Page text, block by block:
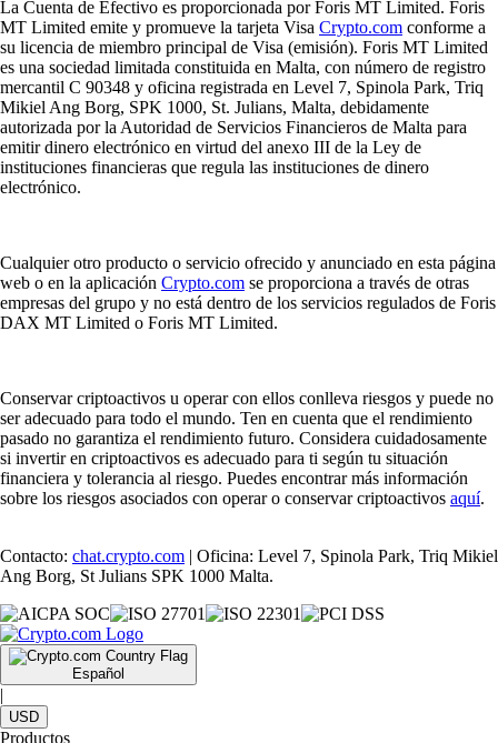
La Cuenta de Efectivo es proporcionada por Foris MT Limited. Foris
MT Limited emite y promueve la tarjeta Visa Crypto.com conforme a
su licencia de miembro principal de Visa (emisión). Foris MT Limited
es una sociedad limitada constituida en Malta, con número de registro
mercantil C 90348 y oficina registrada en Level 7, Spinola Park, Triq
Mikiel Ang Borg, SPK 1000, St. Julians, Malta, debidamente
autorizada por la Autoridad de Servicios Financieros de Malta para
emitir dinero electrónico en virtud del anexo III de la Ley de
instituciones financieras que regula las instituciones de dinero
electrónico.
Cualquier otro producto o servicio ofrecido y anunciado en esta página
web o en la aplicación Crypto.com se proporciona a través de otras
empresas del grupo y no está dentro de los servicios regulados de Foris
DAX MT Limited o Foris MT Limited.
Conservar criptoactivos u operar con ellos conlleva riesgos y puede no
ser adecuado para todo el mundo. Ten en cuenta que el rendimiento
pasado no garantiza el rendimiento futuro. Considera cuidadosamente
si invertir en criptoactivos es adecuado para ti según tu situación
financiera y tolerancia al riesgo. Puedes encontrar más información
sobre los riesgos asociados con operar o conservar criptoactivos aquí.
Contacto: chat.crypto.com | Oficina: Level 7, Spinola Park, Triq Mikiel
Ang Borg, St Julians SPK 1000 Malta.
Español
|
USD
Productos